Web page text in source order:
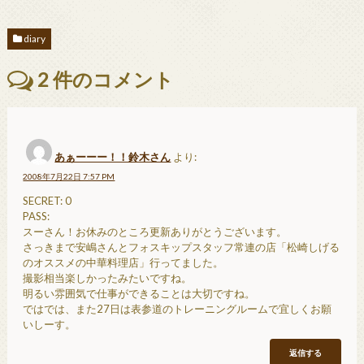
diary
2件のコメント
あぁーーー！！鈴木さん より:
2008年7月22日 7:57 PM
SECRET: 0
PASS:
スーさん！お休みのところ更新ありがとうございます。
さっきまで安嶋さんとフォスキップスタッフ常連の店「松崎しげる
のオススメの中華料理店」行ってました。
撮影相当楽しかったみたいですね。
明るい雰囲気で仕事ができることは大切ですね。
ではでは、また27日は表参道のトレーニングルームで宜しくお願
いしーす。
返信する